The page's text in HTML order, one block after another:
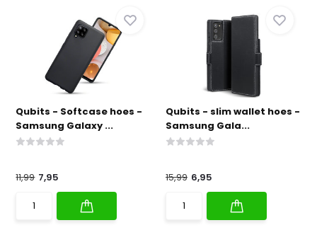
Qubits - Softcase hoes -
Samsung Galaxy ...
11,99 7,95
Qubits - slim wallet hoes -
Samsung Gala...
15,99 6,95